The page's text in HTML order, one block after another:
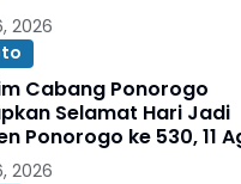
2026
Cabang Ponorogo
Selamat Hari Jadi
Ponorogo ke 530, 11
2026
2026